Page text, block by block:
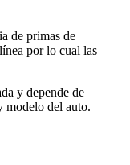
de primas de
por lo cual las
y depende de
modelo del auto.